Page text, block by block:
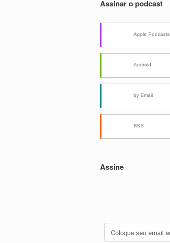
Assinar o podcast
Apple Podcasts
Android
by Email
RSS
Assine